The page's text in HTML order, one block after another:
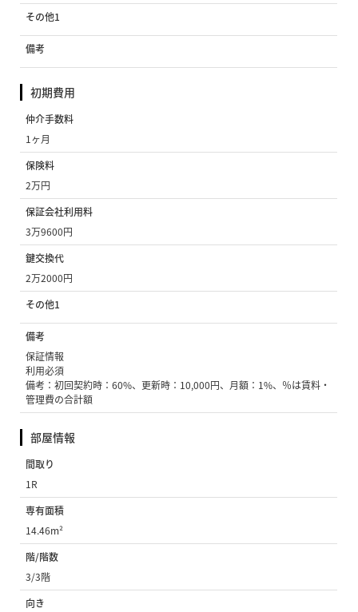
その他1
備考
初期費用
仲介手数料
1ヶ月
保険料
2万円
保証会社利用料
3万9600円
鍵交換代
2万2000円
その他1
備考
保証情報
利用必須
備考：初回契約時：60%、更新時：10,000円、月額：1%、％は賃料・
管理費の合計額
部屋情報
間取り
1R
専有面積
14.46m²
階/階数
3/3階
向き